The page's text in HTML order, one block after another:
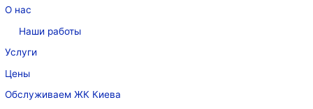
О нас
Наши работы
Услуги
Цены
Обслуживаем ЖК Киева